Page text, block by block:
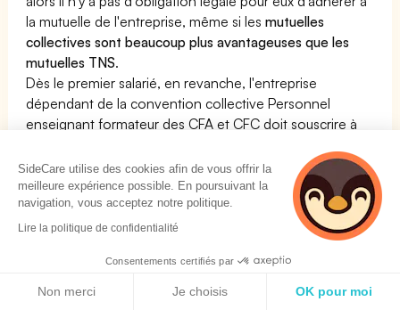
la mutuelle de l'entreprise, même si lesmutuelles
collectives sont beaucoup plus avantageuses que les
mutuelles TNS.
Dès le premier salarié, en revanche, l'entreprise
dépendant de la convention collective Personnel
enseignant formateur des CFA et CFC doit souscrire à
mutuelle doit respecter des critères bien particuliers
définis dans la convention collective.
Voir notre page dédiée à la mutuelle pour la CCN
Personnel enseignant formateur des CFA et CFC
La Mutuelle est obligatoire pour la convention collective
Personnel enseignant formateur des CFA et CFC : OUI
SideCare utilise des cookies afin de vous offrir la
meilleure expérience possible. En poursuivant la
navigation, vous acceptez notre politique.
Lire la politique de confidentialité
Consentements certifiés par
Non merci Je choisis OK pour moi